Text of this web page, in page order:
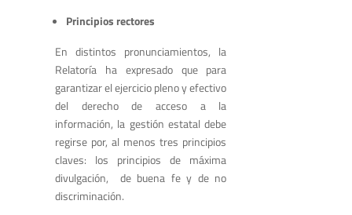
Principios rectores
En distintos pronunciamientos, la
Relatoría ha expresado que para
garantizar el ejercicio pleno y efectivo
del derecho de acceso a la
información, la gestión estatal debe
regirse por, al menos tres principios
claves: los principios de máxima
divulgación, de buena fe y de no
discriminación.